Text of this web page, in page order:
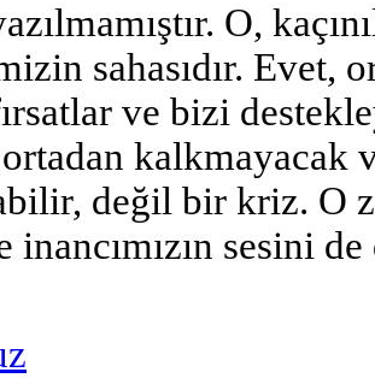
O,
sahasıdır. Evet,
ve bizi
kalkmayacak
değil bir kriz. O
inancımızın sesini